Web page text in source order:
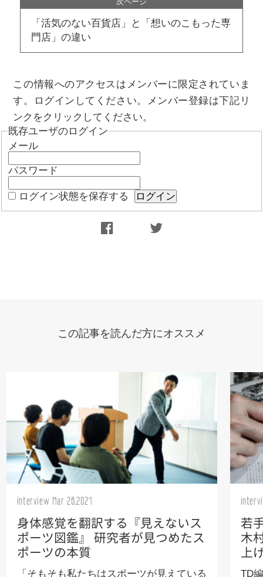
「活気のない百貨店」と「想いのこもった専
門店」の違い
この情報へのアクセスはメンバーに限定されていま
す。ログインしてください。メンバー登録は下記リ
ンクをクリックしてください。
既存ユーザのログイン
メール
パスワード
ログイン状態を保存する
この記事を読んだ方にオススメ
interview Mar 26,2021
身体感覚を翻訳する『見えないス
ポーツ図鑑』 研究者が見つめたス
ポーツの本質
「そもそも私たちはスポーツが見えている
若
木
上
TD